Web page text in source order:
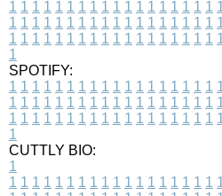
1 1 1 1 1 1 1 1 1 1 1 1 1 1 1 1 1 1
1 1 1 1 1 1 1 1 1 1 1 1 1 1 1 1 1 1
1 1 1 1 1 1 1 1 1 1 1 1 1 1 1 1 1 1
1
SPOTIFY:
1 1 1 1 1 1 1 1 1 1 1 1 1 1 1 1 1 1
1 1 1 1 1 1 1 1 1 1 1 1 1 1 1 1 1 1
1 1 1 1 1 1 1 1 1 1 1 1 1 1 1 1 1 1
1
CUTTLY BIO:
1
1 1 1 1 1 1 1 1 1 1 1 1 1 1 1 1 1 1